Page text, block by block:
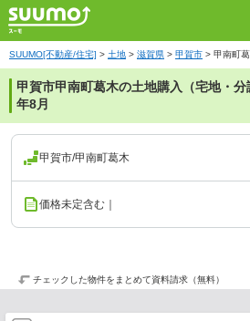
SUUMO[不動産/住宅] > 土地 > 滋賀県 > 甲賀市 > 甲南町
甲賀市甲南町葛木の土地購入（宅地・
年8月
甲賀市/甲南町葛木
価格未定含む｜
チェックした物件をまとめて資料請求（無料）